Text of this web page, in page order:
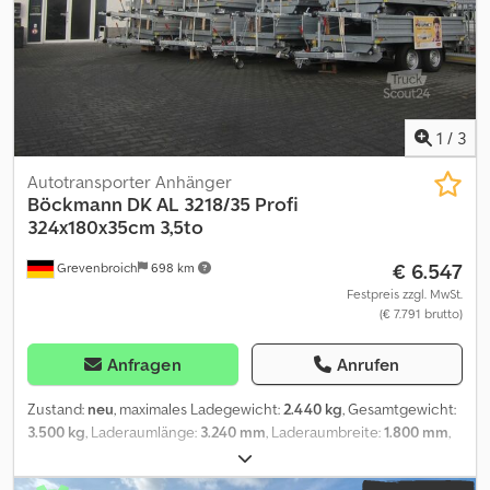
(Trittleisten), Sattelkiste, Trittschutz seitlich, Stecker 13-pol. mit
RFS... Aluboden Aluwände, Automatik Stützrad.... Verkauf
telefonische Bestellannahme zu folgenden Zeiten: MO. - FR.
08.00 - 12.30 UHR & 14.00 - 18.00 UHR oder rund um die Uhr über
unseren Onlineshop auf trailer-shop de Urheberrecht -
Markenschutz 07/26 1140194+BLACK+SET
1 / 3
Grevenbroich 698 km
Autotransporter Anhänger
Böckmann DK AL 3218/35 Profi
324x180x35cm 3,5to
€ 6.547
Festpreis zzgl. MwSt.
(€ 7.791 brutto)
Anfragen Anrufen
Zustand: neu, maximales Ladegewicht: 2.440 kg, Gesamtgewicht:
3.500 kg , Laderaumlänge: 3.240 mm , Laderaumbreite:1.800 mm
ANHÄNGERWIRTZ der online Abholmarkt für Ihren neuen
Anhänger bietet starke Markenfabrikate! über 850 Neuanhänger